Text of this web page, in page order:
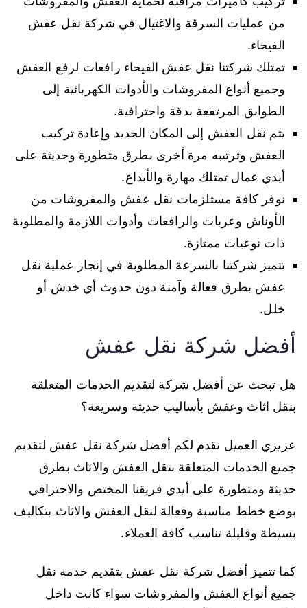
من عمليات السرقة والاغتيال في شركة نقل عفش
الفيحاء.
تمتلك شركتنا نقل عفش الفيحاء رافعات لرفع العفش
وجميع أنواع المفروشات والأدوات الكهربائية إلى
الطوابق المرتفعة بدقة واحترافية.
يتم نقل العفش إلى المكان الجديد وإعادة تركيب
العفش وترتيبه مرة أخرى بطرق متطورة وحديثة على
أيدي عمال تمتلك مهارة والأبداع.
نوفر كافة مستلزمات نقل عفش والمفروشات من
الأوناش وعربات والرافعات وأدوات اللازمة والمطلوبة
ذات نوعيات ممتازة.
تتميز شركتنا بالسرعة المطلوبة في إنجاز عملية نقل
عفش بطرق فعالة وآمنة دون حدوث أي خدش أو
خلل.
أفضل شركة نقل عفش
هل تبحث عن أفضل شركة لتقديم الخدمات المتعلقة
بنقل اثاث وعفش بأساليب حديثة وسريعة؟
عزيزي العميل نقدم لكم أفضل شركة نقل عفش لتقديم
جميع الخدمات المتعلقة بنقل العفش والاثاث بطرق
حديثة ومتطورة على أيدي فريقنا المختص والاحترافي
بوضع خطط مناسبة وفعالة لنقل العفش والاثاث بتكاليف
بسيطة وقليلة تناسب كافة العملاء.
كما تتميز أفضل شركة نقل عفش بتقديم خدمة نقل
جميع أنواع العفش والمفروشات سواء كانت داخل